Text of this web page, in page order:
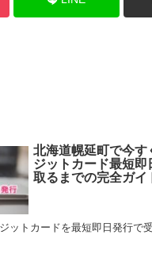
北海道幌延町で今す
ジットカード最短即
取るまでの完全ガイ
ットカードを最短即日発行で